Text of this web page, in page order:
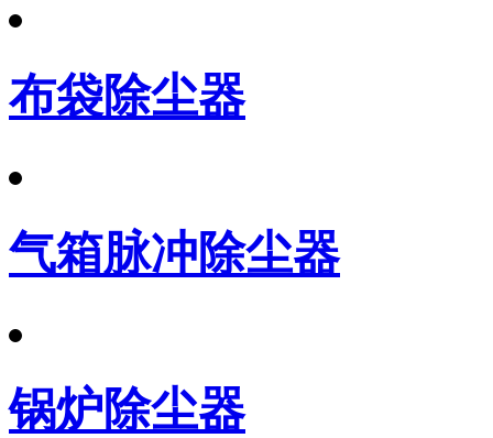
布袋除尘器
气箱脉冲除尘器
锅炉除尘器